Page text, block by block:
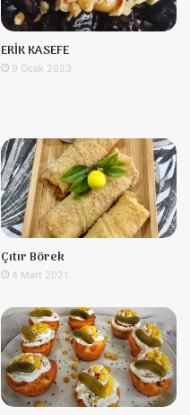
ERİK KASEFE
9 Ocak 2023
Çıtır Börek
4 Mart 2021